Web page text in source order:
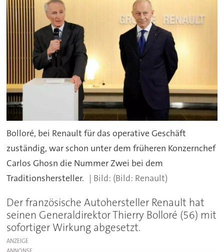
Bolloré, bei Renault für das operative Geschäft
zuständig, war schon unter dem früheren Konzernchef
Carlos Ghosn die Nummer Zwei bei dem
Traditionshersteller.
(Bild: Renault)
Der französische Autohersteller Renault hat
seinen Generaldirektor Thierry Bolloré (56) mit
sofortiger Wirkung abgesetzt.
ANZEIGE